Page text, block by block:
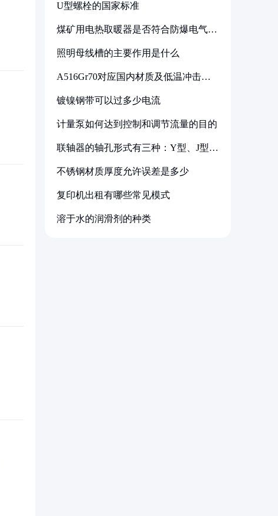
U型螺栓的国家标准
煤矿用电热取暖器是否符合防爆电气设
照明母线槽的主要作用是什么
A516Gr70对应国内材质及低温冲击要
镀镍钢带可以过多少电流
计量泵如何达到控制和调节流量的目的
联轴器的轴孔形式有三种：Y型、J型、
不锈钢材质厚度允许误差是多少
复印机出租有哪些常见模式
溶于水的润滑剂的种类